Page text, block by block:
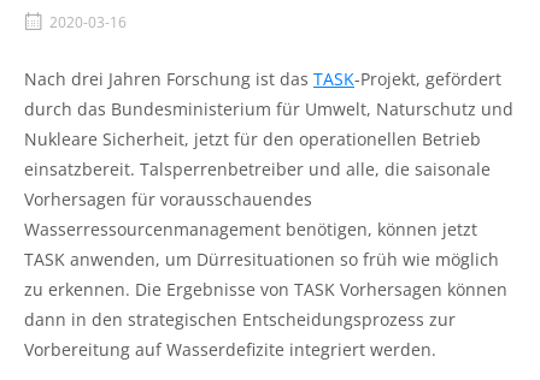
2020-03-16
Nach drei Jahren Forschung ist das TASK-Projekt, gefördert
durch das Bundesministerium für Umwelt, Naturschutz und
Nukleare Sicherheit, jetzt für den operationellen Betrieb
einsatzbereit. Talsperrenbetreiber und alle, die saisonale
Vorhersagen für vorausschauendes
Wasserressourcenmanagement benötigen, können jetzt
TASK anwenden, um Dürresituationen so früh wie möglich
zu erkennen. Die Ergebnisse von TASK Vorhersagen können
dann in den strategischen Entscheidungsprozess zur
Vorbereitung auf Wasserdefizite integriert werden.